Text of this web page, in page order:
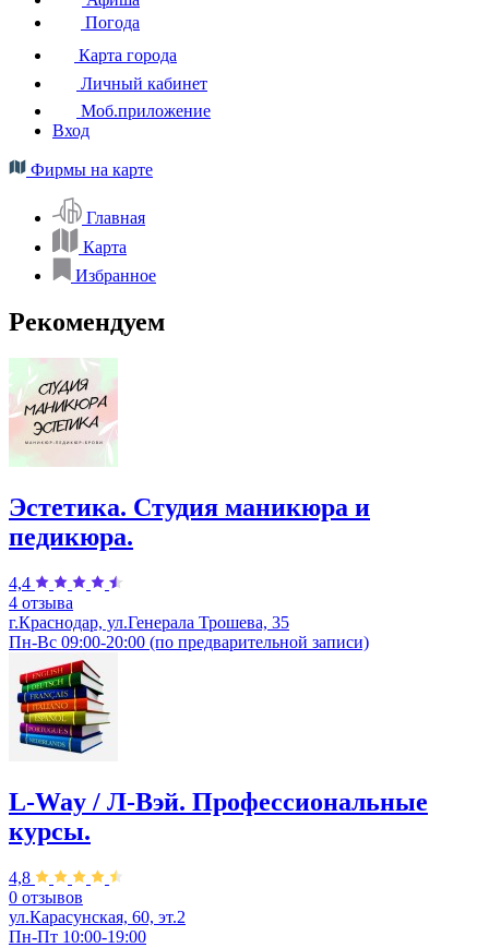
Погода
Карта города
Личный кабинет
Моб.приложение
Вход
Фирмы на карте
Главная
Карта
Избранное
Рекомендуем
Эстетика. Студия маникюра и
педикюра.
4,4
4 отзыва
г.Краснодар, ул.Генерала Трошева, 35
Пн-Вс 09:00-20:00 (по предварительной записи)
L-Way / Л-Вэй. Профессиональные
курсы.
4,8
0 отзывов
ул.Карасунская, 60, эт.2
Пн-Пт 10:00-19:00